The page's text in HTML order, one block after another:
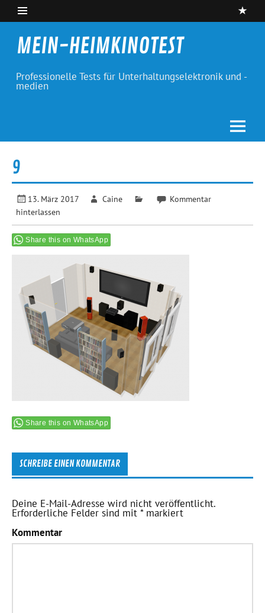
Skip
content
MEIN-HEIMKINOTEST
Professionelle Tests für Unterhaltungselektronik und -
medien
9
13. März 2017 Caine
Kommentar
hinterlassen
Share this on WhatsApp
Share this on WhatsApp
SCHREIBE EINEN KOMMENTAR
Deine E-Mail-Adresse wird nicht veröffentlicht.
Erforderliche Felder sind mit*markiert
Kommentar